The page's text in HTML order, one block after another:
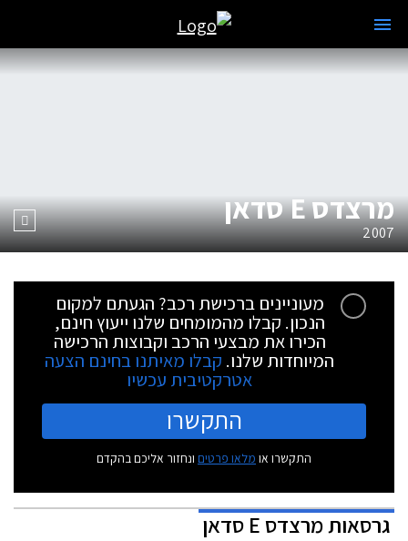
מרצדס E סדאן
2007
מעוניינים ברכישת רכב? הגעתם למקום
הנכון. קבלו מהמומחים שלנו ייעוץ חינם,
הכירו את מבצעי הרכב וקבוצות הרכישה
המיוחדות שלנו. קבלו מאיתנו בחינם הצעה
אטרקטיבית עכשיו
התקשרו
התקשרו או מלאו פרטים ונחזור אליכם בהקדם
גרסאותמרצדס E סדאן